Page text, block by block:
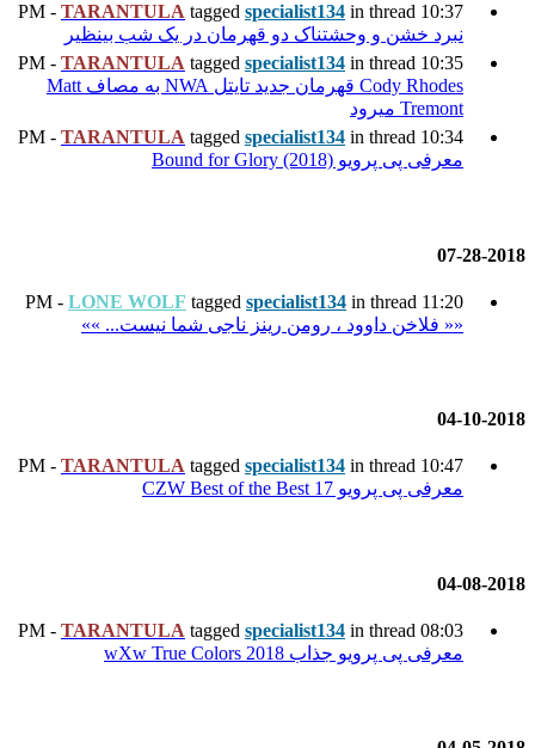
TARANTULAtagged
قهرمان در یک شب بینظیر
TARANTULAtagged
Cody Rhodes قهرمان جدید تایتل NWA به مصاف Matt
TARANTULAtagged
LONE WOLFtagged
رینز ناجی شما نیست... »»
TARANTULAtagged
TARANTULAtagged